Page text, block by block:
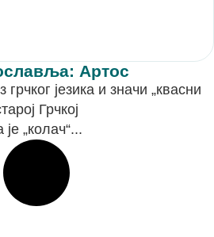
Артос
језика и значи „квасни
Грчкој
„колач“...